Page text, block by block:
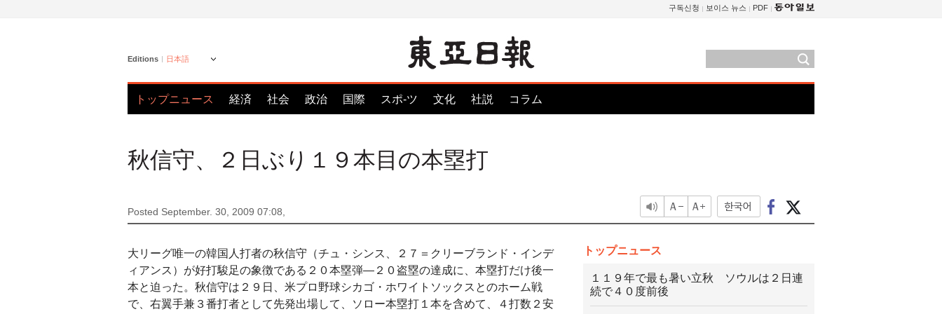
구독신청 보이스 뉴스 PDF
Editions 日本語
トップニュース 経済 社会 政治 国際 スポ-ツ 文化 社説 コラム
秋信守、２日ぶり１９本目の本塁打
Posted September. 30, 2009 07:08,
大リーグ唯一の韓国人打者の秋信守（チュ・シンス、２７＝クリーブランド・インデ
ィアンス）が好打駿足の象徴である２０本塁弾—２０盗塁の達成に、本塁打だけ後一
本と迫った。秋信守は２９日、米プロ野球シカゴ・ホワイトソックスとのホーム戦
で、右翼手兼３番打者として先発出場して、ソロー本塁打１本を含めて、４打数２安
トップニュース
１１９年で最も暑い立秋 ソウルは２日連
続で４０度前後